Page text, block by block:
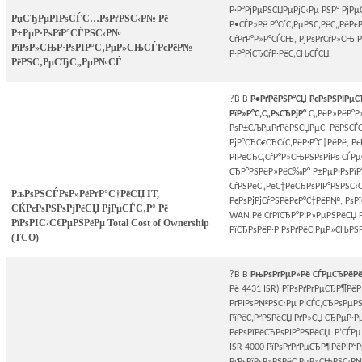
РџСЂРµРІРѕСЃС…РѕРґРЅС‹Р№ Рё
Р±РµР·РѕРїР°СЃРЅС‹Р№
РїРѕР»СЊР·РѕРІР°С‚РµР»СЊСЃРєРёР№
РёРЅС‚РµСЂС„РµР№СЃ
Р·Р°РјРµРЅСЏРµРјС‹Рµ РЅР°
Р•СЃР»Рё
СѓРґР°Р»Р°СЃСЊ, РјРѕРґСѓР»СЊ
Р·Р°РіСЂСѓР·РёС‚СЊСЃСЏ.
РљРѕРЅСЃРѕР»РёРґР°С†РёСЏ IT,
СЌРєРѕРЅРѕРјРёСЏ РјРµСЃС‚Р° Рё
РїРѕРІС‹С€РµРЅРёРµ Total Cost of Ownership
(TCO)
?В В Р•РґРёРЅР°СЏ
РїР»Р°С‚С„РѕСЂРјР°
РѕР±СЉРµРґРёРЅСЏРµС‚
РјР°СЂС€СЂСѓС‚РёР·Р°С†РёРё,
РІРёСЂС‚СѓР°Р»СЊРЅРѕРіРѕ
СЂР°РЅРёР»РёС‰Р°
РєРѕРјРјСѓРЅРёРєР°С†РёР№,
WAN Рё СѓРїСЂР°РІР»РµРЅРёСЏ
?В В РњРѕРґРµР»Рё
Рё 4431 ISR)
РґРІРѕР№РЅС‹Рµ
РїРёС‚Р°РЅРёСЏ РґР»СЏ
РєРѕРїРёСЂРѕРІР°РЅРёСЏ.
ISR 4000